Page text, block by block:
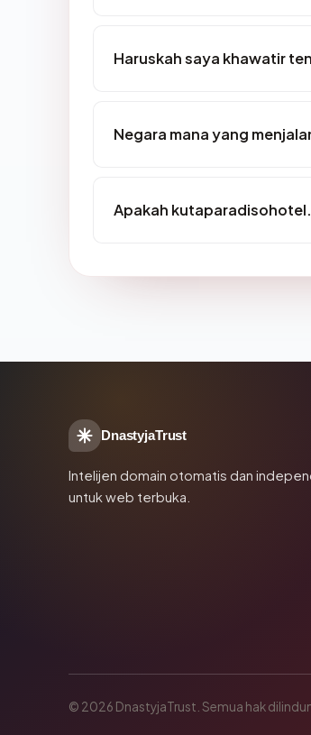
Haruskah saya khawatir
Negara mana yang
Apakah
DnastyjaTrust
Intelijen domain otomatis dan
untuk web terbuka.
© 2026 DnastyjaTrust. Semua hak